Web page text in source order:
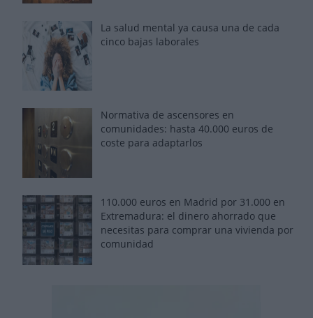
La salud mental ya causa una de cada
cinco bajas laborales
Normativa de ascensores en
comunidades: hasta 40.000 euros de
coste para adaptarlos
110.000 euros en Madrid por 31.000 en
Extremadura: el dinero ahorrado que
necesitas para comprar una vivienda por
comunidad